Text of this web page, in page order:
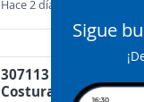
Sigue
Hace 2 días
307113 Operario
Costura